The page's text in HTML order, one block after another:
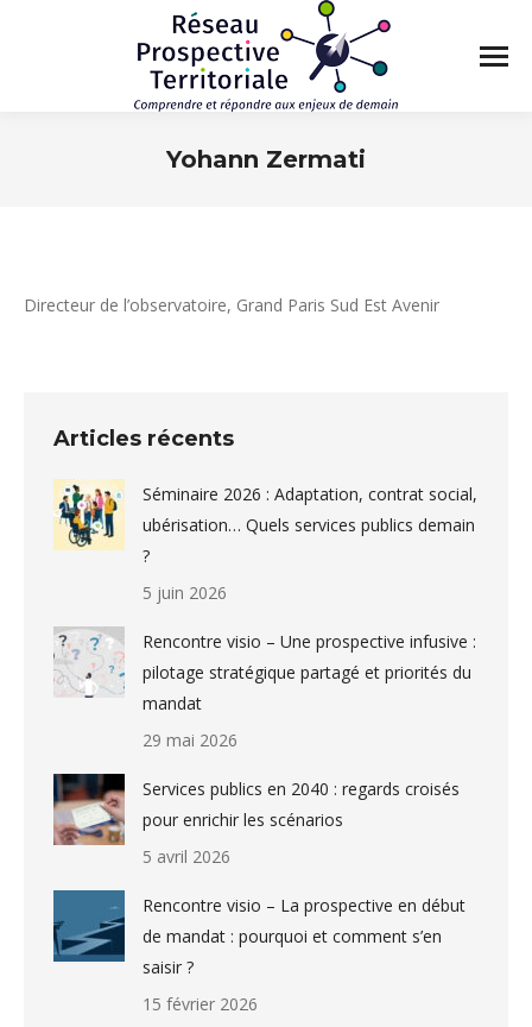
Yohann Zermati
Directeur de l’observatoire, Grand Paris Sud Est Avenir
Articles récents
Séminaire 2026 : Adaptation, contrat social,
ubérisation… Quels services publics demain
?
5 juin 2026
Rencontre visio – Une prospective infusive :
pilotage stratégique partagé et priorités du
mandat
29 mai 2026
Services publics en 2040 : regards croisés
pour enrichir les scénarios
5 avril 2026
Rencontre visio – La prospective en début
de mandat : pourquoi et comment s’en
saisir ?
15 février 2026